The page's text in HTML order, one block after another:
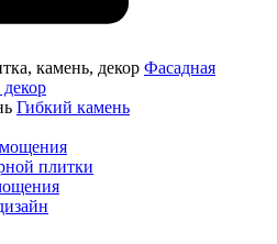
Фасадная
Гибкий камень
плитки